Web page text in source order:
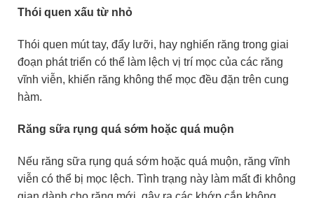
Thói quen xấu từ nhỏ
Thói quen mút tay, đẩy lưỡi, hay nghiến răng trong giai
đoạn phát triển có thể làm lệch vị trí mọc của các răng
vĩnh viễn, khiến răng không thể mọc đều đặn trên cung
hàm.
Răng sữa rụng quá sớm hoặc quá muộn
Nếu răng sữa rụng quá sớm hoặc quá muộn, răng vĩnh
viễn có thể bị mọc lệch. Tình trạng này làm mất đi không